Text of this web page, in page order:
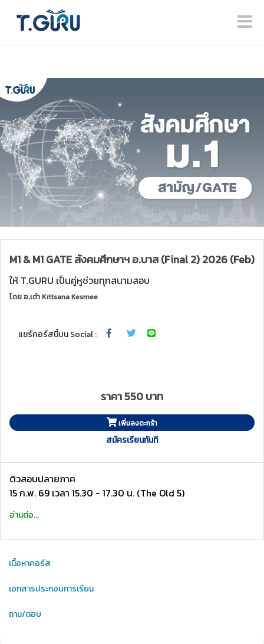
M1 & M1 GATE สังคมศึกษาฯ อ.บาส (Final 2) 2026 (Feb)
ให้ T.GURU เป็นคู่หูช่วยทุกสนามสอบ
โดยอ.เต๋า Kritsana Kesmee
แชร์คอร์สนี้บน Social :
ราคา 550 บาท
เพิ่มลงตะกร้า
สมัครเรียนทันที
ติวสอบปลายภาค
15 ก.พ. 69 เวลา 15.30 - 17.30 น. (The Old 5)
อ่านต่อ...
เนื้อหาคอร์ส
เอกสารประกอบการเรียน
ถาม/ตอบ